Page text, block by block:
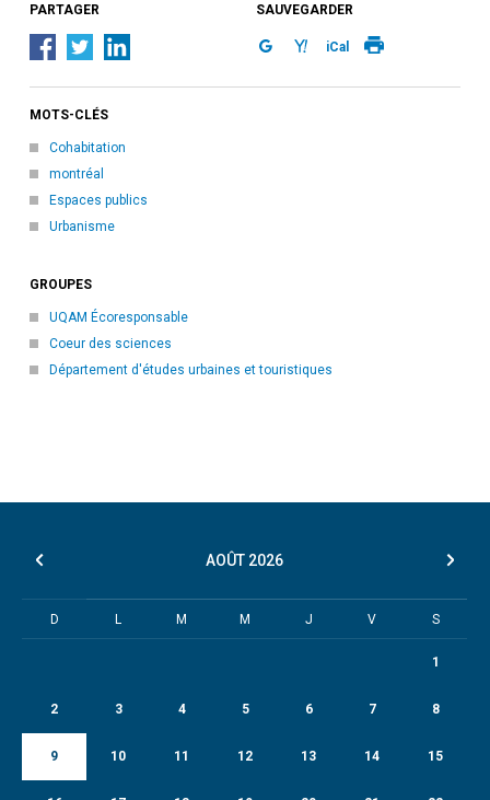
PARTAGER SAUVEGARDER
iCal
MOTS-CLÉS
Cohabitation
montréal
Espaces publics
Urbanisme
GROUPES
UQAM Écoresponsable
Coeur des sciences
Département d'études urbaines et touristiques
AOÛT 2026
D L M M J V S
1
2 3 4 5 6 7 8
9 10 11 12 13 14 15